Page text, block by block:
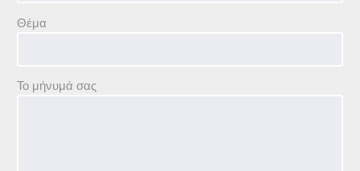
Θέμα
Το μήνυμά σας